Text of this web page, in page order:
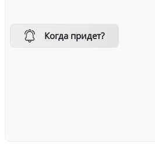
Когда придет?